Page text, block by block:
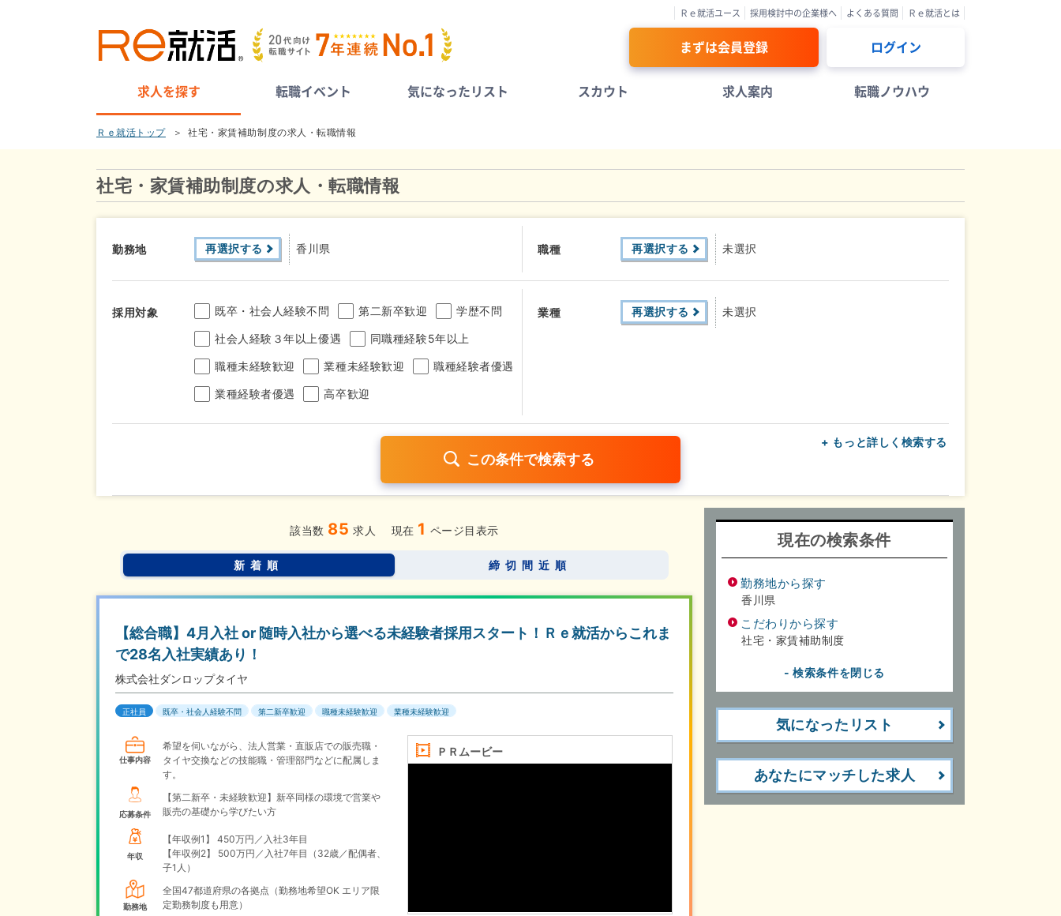
Ｒｅ就活ユース 採用検討中の企業様へ よくある質問 Ｒｅ就活とは
まずは会員登録 ログイン
求人を探す 転職イベント 気になったリスト スカウト 求人案内 転職ノウハウ
Ｒｅ就活トップ 社宅・家賃補助制度の求人・転職情報
社宅・家賃補助制度の求人・転職情報
勤務地 再選択する 香川県 職種 再選択する 未選択
採用対象 既卒・社会人経験不問 第二新卒歓迎 学歴不問
社会人経験３年以上優遇 同職種経験5年以上
職種未経験歓迎 業種未経験歓迎 職種経験者優遇
業種経験者優遇 高卒歓迎
業種 再選択する 未選択
完全週休2日制 年間休日120日以上 残業少なめ（1日1時間以内）
土日面接OK 書類選考なし
+ もっと詳しく検索する
該当数 85 求人 現在 1 ページ目表示
新着順 締切間近順
【総合職】4月入社 or 随時入社から選べる未経験者採用スタート！Ｒｅ就活からこれま
で28名入社実績あり！
株式会社ダンロップタイヤ
正社員 既卒・社会人経験不問 第二新卒歓迎 職種未経験歓迎 業種未経験歓迎
ＰＲムービー
仕事内容
希望を伺いながら、法人営業・直販店での販売職・
タイヤ交換などの技能職・管理部門などに配属しま
す。
応募条件
【第二新卒・未経験歓迎】新卒同様の環境で営業や
販売の基礎から学びたい方
年収
【年収例1】
450万円／入社3年目
【年収例2】
500万円／入社7年目（32歳／配偶者、
子1人）
勤務地
全国47都道府県の各拠点（勤務地希望OK エリア限
定勤務制度も用意）
現在の検索条件
勤務地から探す
香川県
こだわりから探す
社宅・家賃補助制度
- 検索条件を閉じる
気になったリスト
あなたにマッチした求人